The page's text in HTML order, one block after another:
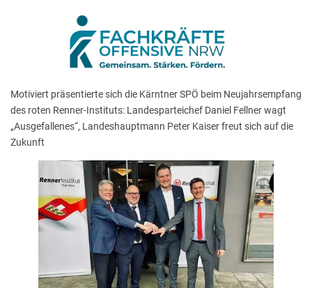
Motiviert präsentierte sich die Kärntner SPÖ beim Neujahrsempfang
des roten Renner-Instituts: Landesparteichef Daniel Fellner wagt
„Ausgefallenes“, Landeshauptmann Peter Kaiser freut sich auf die
Zukunft